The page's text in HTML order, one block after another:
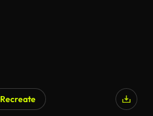
Recreate